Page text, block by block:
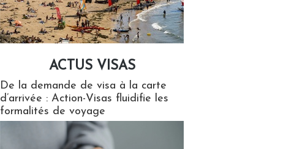
ACTUS VISAS
De la demande de visa à la carte
d’arrivée : Action-Visas fluidifie les
formalités de voyage